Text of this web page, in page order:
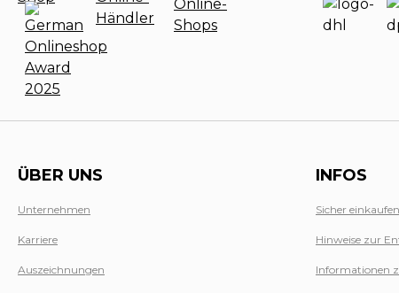
ÜBER UNS
Unternehmen
Karriere
Auszeichnungen
INFOS
Sicher einkaufen
Hinweise zur
Informationen